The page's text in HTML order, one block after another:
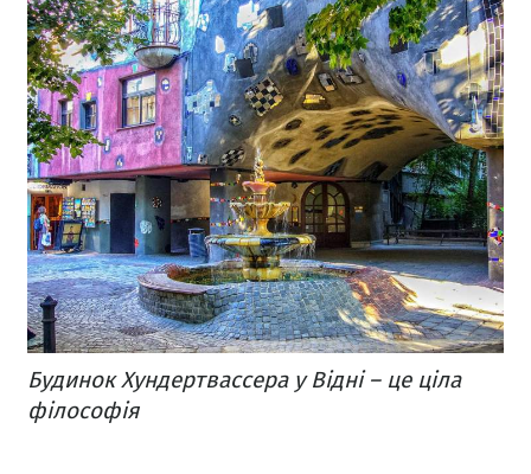
Будинок Хундертвассера у Відні – це ціла
філософія